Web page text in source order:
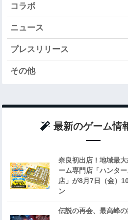
コラボ
ニュース
プレスリリース
その他
最新のゲーム情
奈良初出店！地域最
ーム専門店「ハンタ
店」が8月7日（金）
ン
伝説の再会、最高峰の